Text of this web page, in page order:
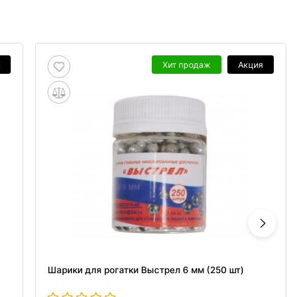
Хит продаж Акция
Шарики для рогатки Выстрел 6 мм (250 шт)